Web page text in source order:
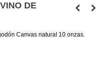
DE
Canvas natural 10 onzas.